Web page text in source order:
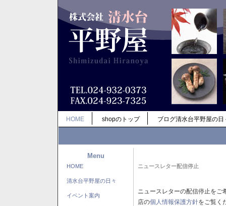
HOME shopのトップ ブログ清水台平野屋の日
Menu
HOME
清水台平野屋の日々
イベント案内
ニュースレター配信停止
ニュースレターの配信停止を
店の個人情報保護方針をご覧く